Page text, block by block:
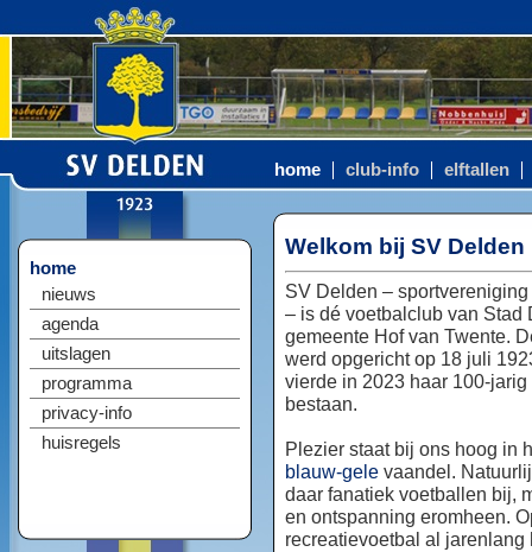
home club-info elftallen
home
nieuws
agenda
uitslagen
programma
privacy-info
huisregels
Welkom bij SV Delden
SV Delden –
– is dé voetbalclub van Stad
gemeente Hof van Twente.
werd opgericht op 18 juli
vierde in 2023 haar 100-jarig
bestaan.
Plezier staat bij ons hoog in
blauw-gele vaandel.
daar fanatiek voetballen bij,
en ontspanning eromheen.
recreatievoetbal al jarenlang